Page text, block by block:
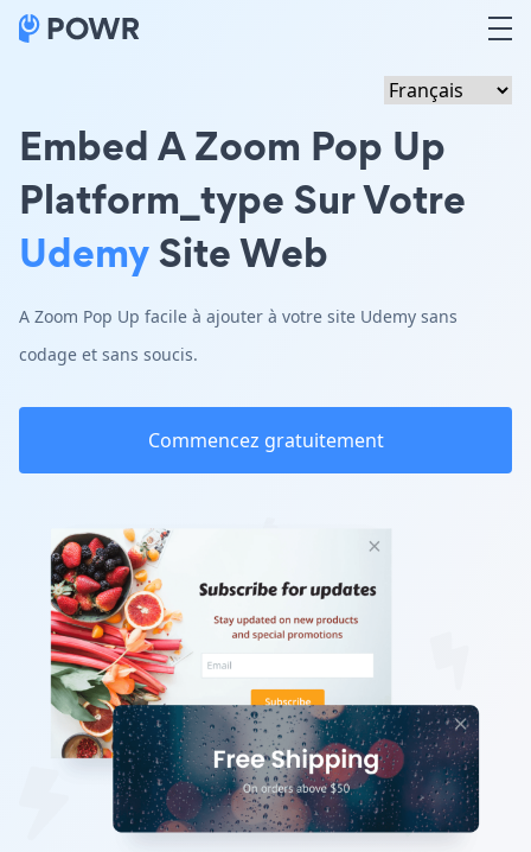
Embed A Zoom Pop Up
Platform_type Sur Votre
UdemySite Web
A Zoom Pop Up facile à ajouter à votre site Udemy sans
codage et sans soucis.
Commencez gratuitement